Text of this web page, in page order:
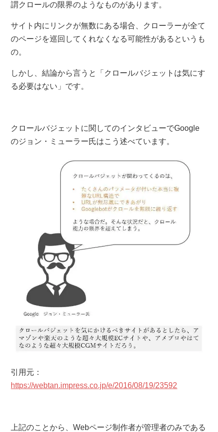
謂クロールの限界のようなものがあります。
サイト内にリンクが無数にある場合、クローラーが全て
のページを巡回してくれなくなる可能性があるというも
の。
しかし、結論から言うと「クロールバジェットは気にす
る必要はない」です。
クロールバジェットに関してのインタビューでGoogle
のジョン・ミューラー氏はこう述べています。
引用元：
https://webtan.impress.co.jp/e/2016/08/19/23592
上記のことから、Webページ制作者が管理者のみである